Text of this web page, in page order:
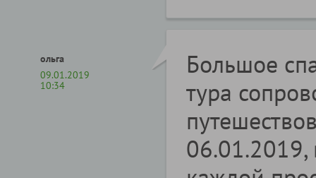
ольга
09.01.2019
10:34
Большое
тура
06.01.2019,